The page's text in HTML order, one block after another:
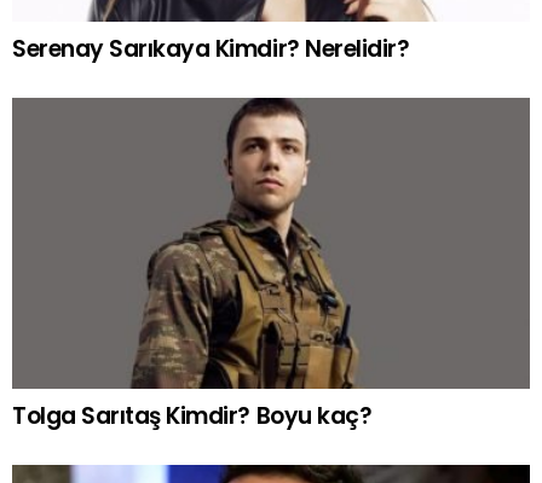
Serenay Sarıkaya Kimdir? Nerelidir?
Tolga Sarıtaş Kimdir? Boyu kaç?